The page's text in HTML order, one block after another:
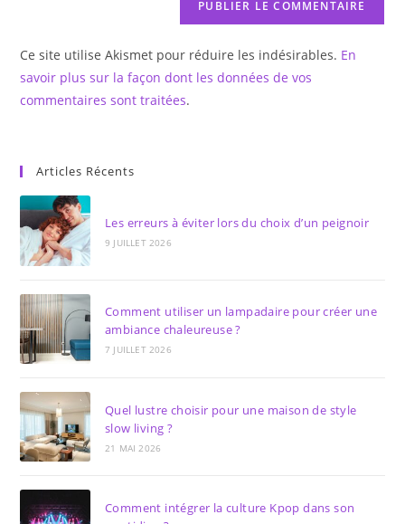
comment
Ce site utilise Akismet pour réduire les indésirables. En
savoir plus sur la façon dont les données de vos
commentaires sont traitées.
Articles Récents
Les erreurs à éviter lors du choix d’un peignoir
9 JUILLET 2026
Comment utiliser un lampadaire pour créer une
ambiance chaleureuse ?
7 JUILLET 2026
Quel lustre choisir pour une maison de style
slow living ?
21 MAI 2026
Comment intégrer la culture Kpop dans son